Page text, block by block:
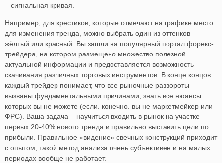
– сигнальная кривая.
Например, для крестиков, которые отмечают на графике место
для изменения тренда, можно выбрать один из оттенков —
жёлтый или красный. Вы зашли на популярный портал форекс-
трейдера, на котором размещено множество полезной
актуальной информации и предоставляется возможность
скачивания различных торговых инструментов. В конце концов
каждый трейдер понимает, что все рыночные развороты
вызваны фундаментальными причинами, знать все нюансы
которых вы не можете (если, конечно, вы не маркетмейкер или
ФРС). Ваша задача – научиться входить в рынок на участке
первых 20-40% нового тренда и правильно выставить цели по
прибыли. Правильное «видение» свечных конструкций приходит
с опытом, такой метод анализа очень субъективен и на малых
периодах вообще не работает.